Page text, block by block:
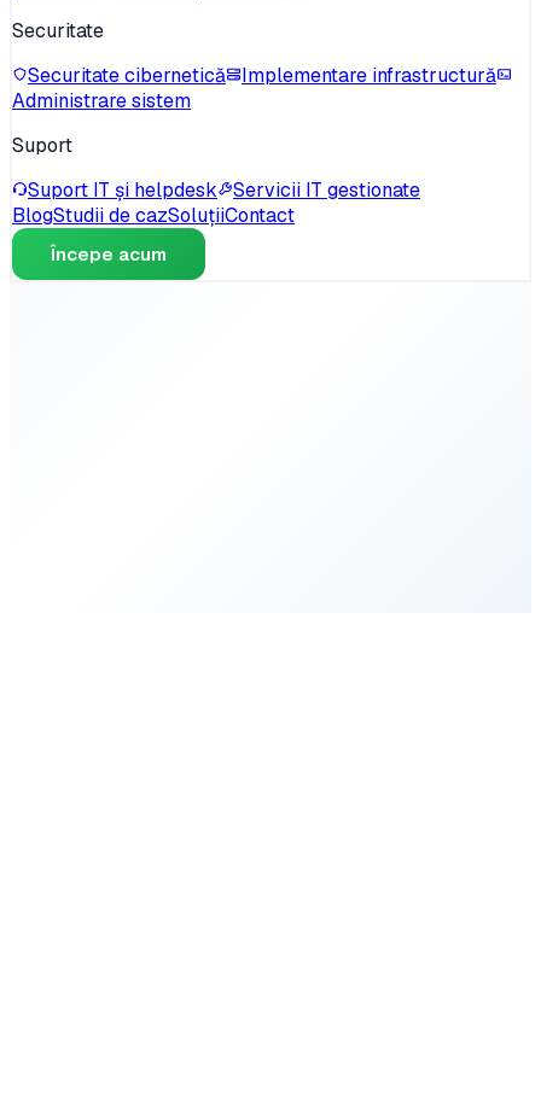
Securitate
Securitate cibernetică
Implementare infrastructură
Administrare sistem
Suport
Suport IT și helpdesk
Servicii IT gestionate
BlogStudii de cazSoluțiiContact
Începe acum